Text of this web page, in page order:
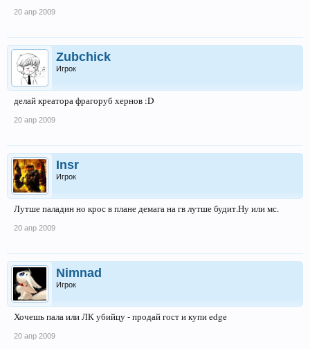
20 апр 2009
Zubchick
Игрок
делай креатора фрагоруб хернов :D
20 апр 2009
Insr
Игрок
Лутше паладин но крос в плане демага на гв лутше будит.Ну или мс.
20 апр 2009
Nimnad
Игрок
Хочешь пала или ЛК убийцу - продай гост и купи edge
20 апр 2009